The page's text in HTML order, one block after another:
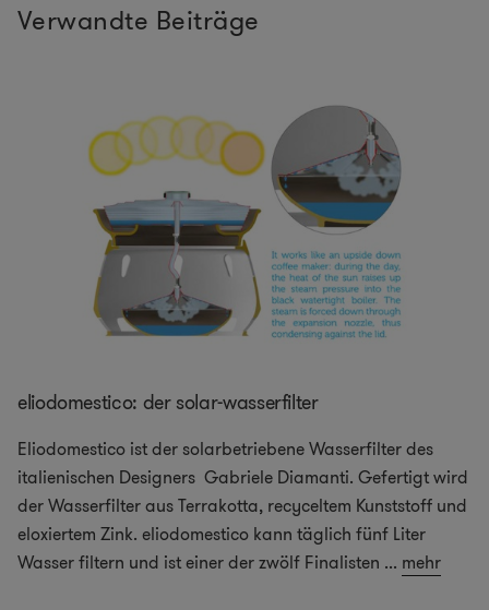
Verwandte Beiträge
eliodomestico: der solar-wasserfilter
Eliodomestico ist der solarbetriebene Wasserfilter des
italienischen Designers Gabriele Diamanti. Gefertigt wird
der Wasserfilter aus Terrakotta, recyceltem Kunststoff und
eloxiertem Zink. eliodomestico kann täglich fünf Liter
Wasser filtern und ist einer der zwölf Finalisten ... mehr